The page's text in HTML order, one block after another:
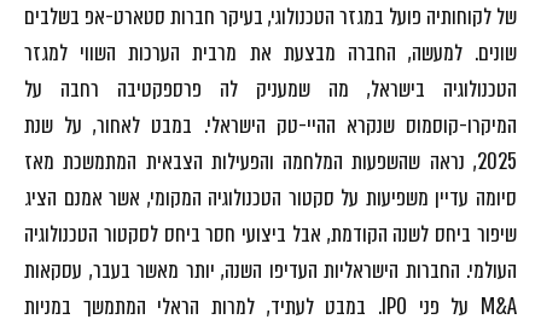
של לקוחותיה פועל במגזר הטכנולוגי, בעיקר חברות סטארט-אפ בשלבים
שונים. למעשה, החברה מבצעת את מרבית הערכות השווי למגזר
הטכנולוגיה בישראל, מה שמעניק לה פרספקטיבה רחבה על
המיקרו-קוסמוס שנקרא ההיי-טק הישראלי. במבט לאחור, על שנת
2025, נראה שהשפעות המלחמה והפעילות הצבאית המתמשכת מאז
סיומה עדיין משפיעות על סקטור הטכנולוגיה המקומי, אשר אמנם הציג
שיפור ביחס לשנה הקודמת, אבל ביצועי חסר ביחס לסקטור הטכנולוגיה
העולמי. החברות הישראליות העדיפו השנה, יותר מאשר בעבר, עסקאות
M&A על פני IPO. במבט לעתיד, למרות הראלי המתמשך במניות